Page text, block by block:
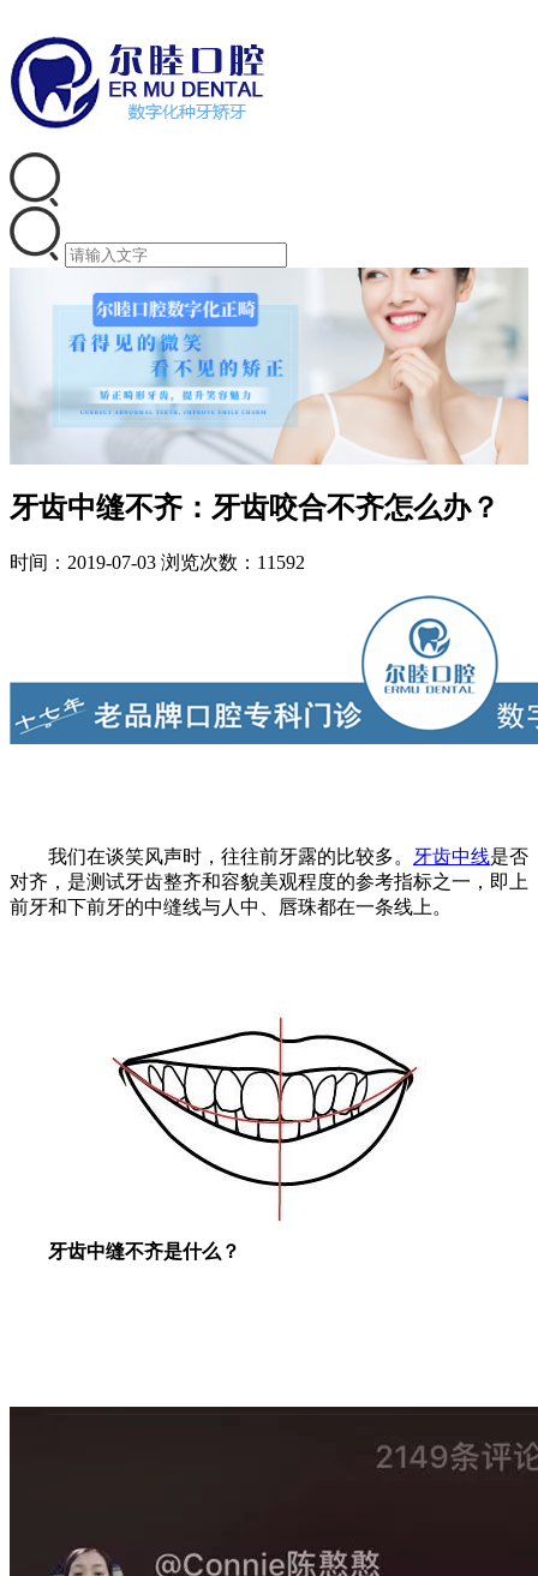
牙齿中缝不齐：牙齿咬合不齐怎么办？
时间：2019-07-03 浏览次数：11592
我们在谈笑风声时，往往前牙露的比较多。 牙齿中线是否
对齐，是测试牙齿整齐和容貌美观程度的参考指标之一，即上
前牙和下前牙的中缝线与人中、唇珠都在一条线上。
牙齿中缝不齐是什么？